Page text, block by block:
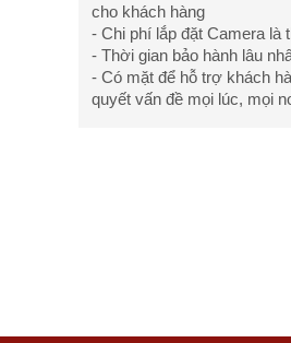
cho khách hàng
- Chi phí lắp đặt Camera là
- Thời gian bảo hành lâu
- Có mặt để hỗ trợ khách
quyết vấn đề mọi lúc, mọi